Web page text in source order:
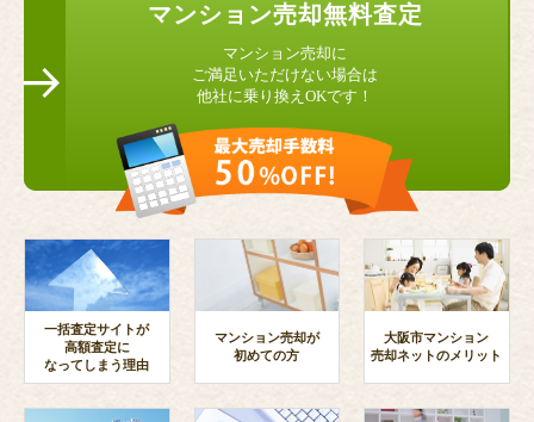
マンション売却無料査定
マンション売却に
ご満足いただけない場合は
他社に乗り換えOKです！
一括査定サイトが
高額査定に
なってしまう理由
マンション売却が
初めての方
大阪市マンション
売却ネットのメリット